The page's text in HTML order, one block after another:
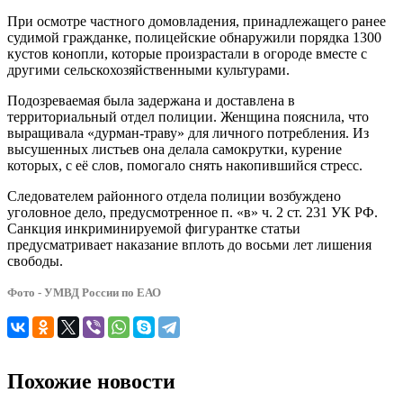
При осмотре частного домовладения, принадлежащего ранее
судимой гражданке, полицейские обнаружили порядка 1300
кустов конопли, которые произрастали в огороде вместе с
другими сельскохозяйственными культурами.
Подозреваемая была задержана и доставлена в
территориальный отдел полиции. Женщина пояснила, что
выращивала «дурман-траву» для личного потребления. Из
высушенных листьев она делала самокрутки, курение
которых, с её слов, помогало снять накопившийся стресс.
Следователем районного отдела полиции возбуждено
уголовное дело, предусмотренное п. «в» ч. 2 ст. 231 УК РФ.
Санкция инкриминируемой фигурантке статьи
предусматривает наказание вплоть до восьми лет лишения
свободы.
Фото - УМВД России по ЕАО
Похожие новости